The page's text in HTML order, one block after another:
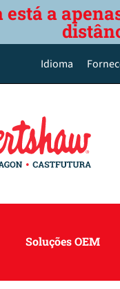
está a
Idioma
Español de
Português
Soluções OEM